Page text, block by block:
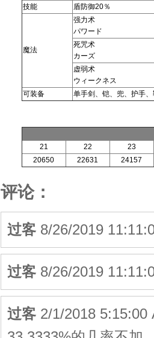
技能
盾防御20％
魔法
强力术
パワード
死咒术
カーズ
虚弱术
ウィークネス
可装备
单手剑、铠、兜、护手
21 22
23
20650
22631 24157
评论：
过客 8/26/2019
过客 8/26/2019
过客 2/1/2018